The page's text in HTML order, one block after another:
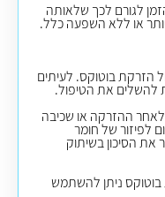
לגורם לכך שלאותה
או ללא השפעה כלל.
הזרקת בוטוקס. לעיתים
להשלים את הטיפול.
ההזרקה או שכיבה
לפיזור של חומר
את הסיכון בשיתוק
ניתן להשתמש